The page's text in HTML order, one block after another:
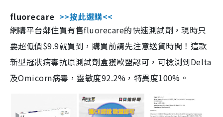
fluorecare >>按此選購<<
網購平台鄰住買有售fluorecare的快速測試劑，現時只
要超低價$9.9就買到，購買前請先注意送貨時間！這款
新型冠狀病毒抗原測試劑盒獲歐盟認可，可檢測到Delta
及Omicorn病毒，靈敏度92.2%，特異度100%。